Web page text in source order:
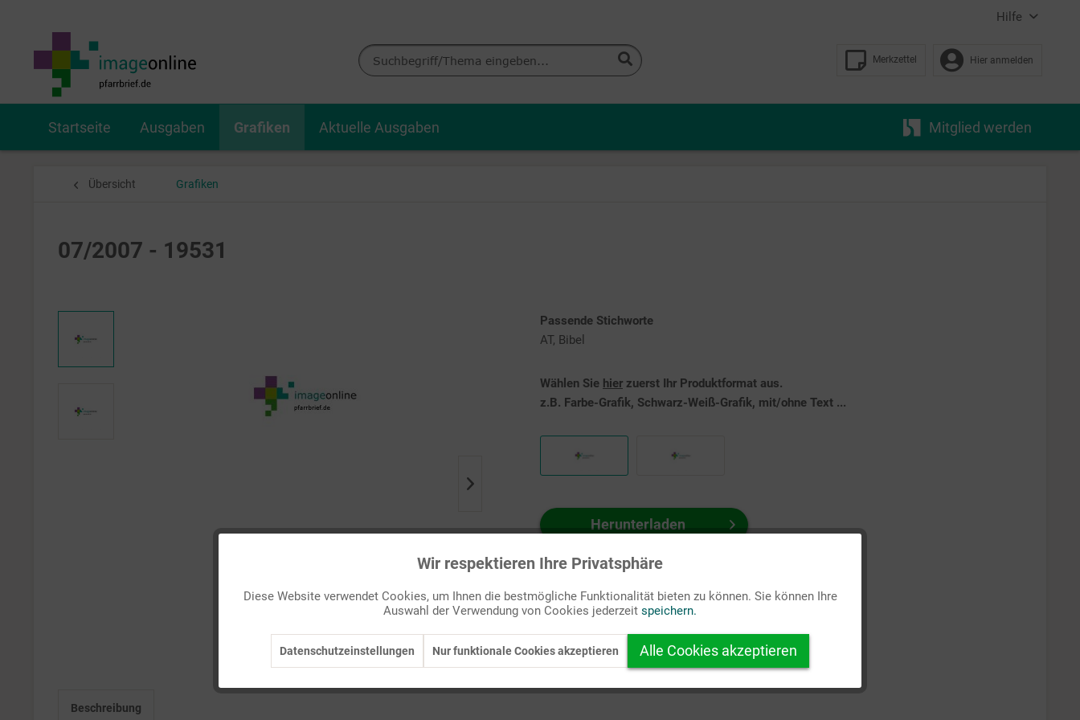
Hilfe
Merkzettel Hier anmelden
Startseite Ausgaben Grafiken Aktuelle Ausgaben Mitglied werden
Übersicht Grafiken
07/2007 - 19531
Passende Stichworte
AT, Bibel
Wählen Sie hier zuerst Ihr Produktformat aus.
z.B. Farbe-Grafik, Schwarz-Weiß-Grafik, mit/ohne Text ...
Herunterladen
Auf Ihren Merkzettel setzen
Beschreibung
Inaktiv
Wir respektieren Ihre Privatsphäre
Diese Website verwendet Cookies, um Ihnen die bestmögliche Funktionalität bieten zu können. Sie können Ihre
Auswahl der Verwendung von Cookies jederzeit speichern.
Datenschutzeinstellungen Nur funktionale Cookies akzeptieren Alle Cookies akzeptieren